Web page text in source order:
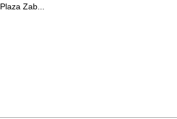
Plaza Zab...